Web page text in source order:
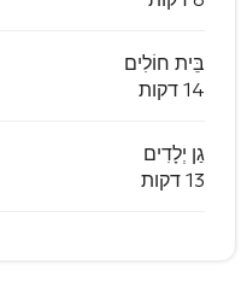
בֵּית חוֹלִים
14 דקות
גַן יְלָדִים
13 דקות